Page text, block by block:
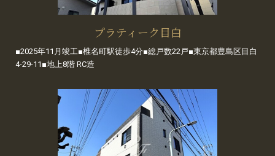
プラティーク目白
■2025年11月竣工■椎名町駅徒歩4分■総戸数22戸■東京都豊島区目白
4-29-11■地上8階 RC造